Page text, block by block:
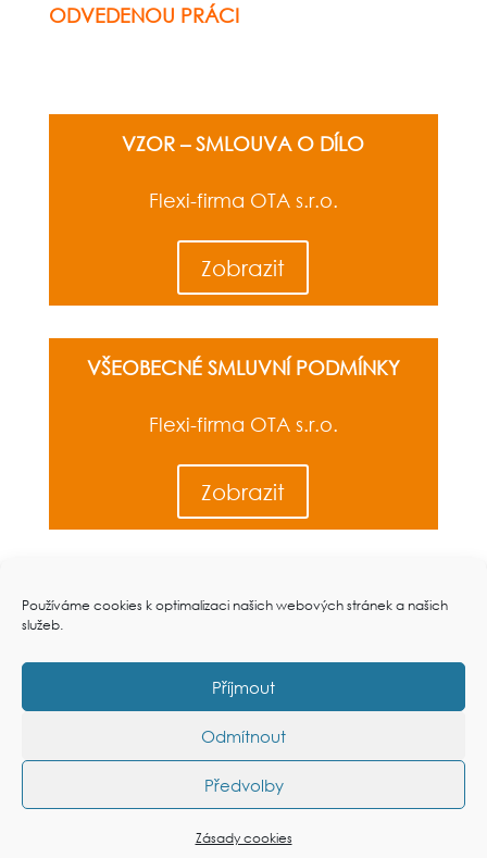
Používáme cookies k optimalizaci našich webových stránek a našich
služeb.
Příjmout
Odmítnout
Předvolby
Zásady cookies
ODVEDENOU PRÁCI
VZOR – SMLOUVA O DÍLO
Flexi-firma OTA s.r.o.
Zobrazit
VŠEOBECNÉ SMLUVNÍ PODMÍNKY
Flexi-firma OTA s.r.o.
Zobrazit